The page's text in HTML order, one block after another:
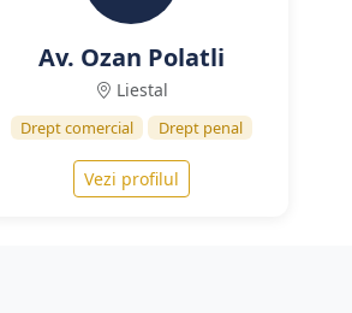
Av. Ozan Polatli
Liestal
Drept comercial Drept penal
Vezi profilul